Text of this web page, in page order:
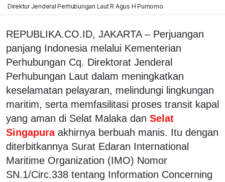
Direktur Jenderal Perhubungan Laut R Agus H Purnomo
REPUBLIKA.CO.ID, JAKARTA – Perjuangan
panjang Indonesia melalui Kementerian
Perhubungan Cq. Direktorat Jenderal
Perhubungan Laut dalam meningkatkan
keselamatan pelayaran, melindungi lingkungan
maritim, serta memfasilitasi proses transit kapal
yang aman di Selat Malaka dan Selat
Singapura akhirnya berbuah manis. Itu dengan
diterbitkannya Surat Edaran International
Maritime Organization (IMO) Nomor
SN.1/Circ.338 tentang Information Concerning